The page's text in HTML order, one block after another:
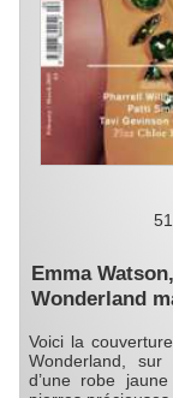
Emma
Wonderland
Voici la
Wonderland,
d’une robe